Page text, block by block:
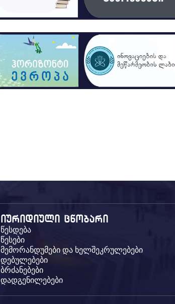
იურიდიული ცნობარი
წესდება
წესები
მემორანდუმები და ხელშეკრულებები
დებულებები
ბრძანებები
დადგენილებები